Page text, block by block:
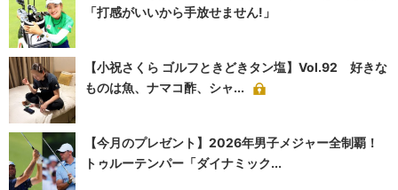
「打感がいいから手放せません!」
【小祝さくら ゴルフときどきタン塩】Vol.92 好きな
ものは魚、ナマコ酢、シャ...
【今月のプレゼント】2026年男子メジャー全制覇！
トゥルーテンパー「ダイナミック...